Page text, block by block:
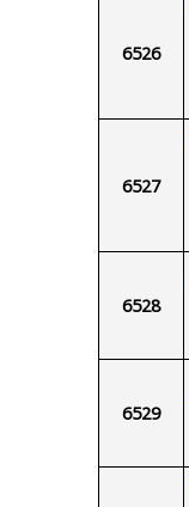
6526
6527
6528
6529